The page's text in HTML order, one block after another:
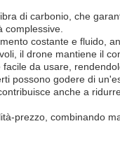
di carbonio, che
complessive.
costante e fluido,
il drone mantiene il
da usare,
possono godere di
anche a
prezzo, combinando